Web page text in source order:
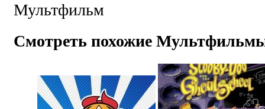
Мультфильм
Смотреть похожие